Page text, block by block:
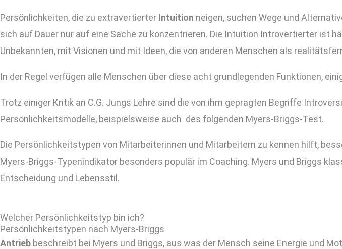
Persönlichkeiten, die zu extravertierter Intuition neigen, suchen Wege und
sich auf Dauer nur auf eine Sache zu konzentrieren. Die Intuition Introvertierter ist
Unbekannten, mit Visionen und mit Ideen, die von anderen Menschen als
In der Regel verfügen alle Menschen über diese acht grundlegenden Funktionen,
Trotz einiger Kritik an C.G. Jungs Lehre sind die von ihm geprägten Begriffe
Persönlichkeitsmodelle, beispielsweise auch des folgenden Myers-Briggs-Test.
Die Persönlichkeitstypen von Mitarbeiterinnen und Mitarbeitern zu kennen hilft,
Myers-Briggs-Typenindikator besonders populär im Coaching. Myers und Briggs
Entscheidung und Lebensstil.
Welcher Persönlichkeitstyp bin ich?
Persönlichkeitstypen nach Myers-Briggs
Antrieb beschreibt bei Myers und Briggs, aus was der Mensch seine Energie und